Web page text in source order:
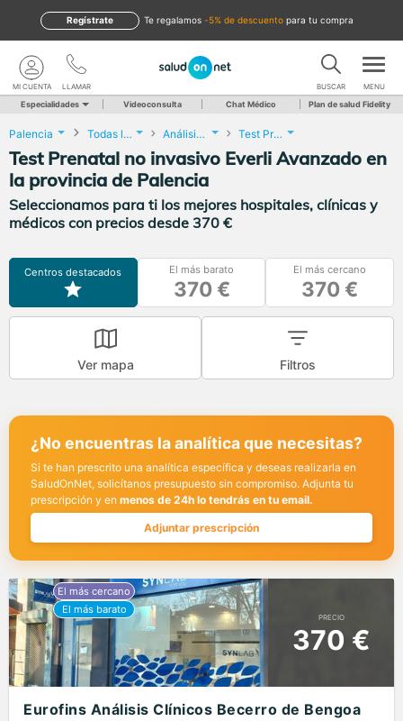
te regalamos -5% de descuento para tu compra
Regístrate
LLAMAR
MI CUENTA BUSCAR MENU
Especialidades Videoconsulta Chat Médico Plan de salud Fidelity
Palencia Todas las localidades Análisis Clínicos Test Prenatal no invasivo Everli Avanzado
Test Prenatal no invasivo Everli Avanzado en
la provincia de Palencia
Seleccionamos para ti los mejores hospitales, clínicas y
médicos con precios desde 370 €
Centros destacados El más barato
370 €
El más cercano
370 €
Ver mapa Filtros
¿No encuentras la analítica que necesitas?
Si te han prescrito una analítica específica y deseas realizarla en
SaludOnNet, solicítanos presupuesto sin compromiso. Adjunta tu
prescripción y en menos de 24h lo tendrás en tu email.
Adjuntar prescripción
PRECIO
370 €
Eurofins Análisis Clínicos Becerro de Bengoa